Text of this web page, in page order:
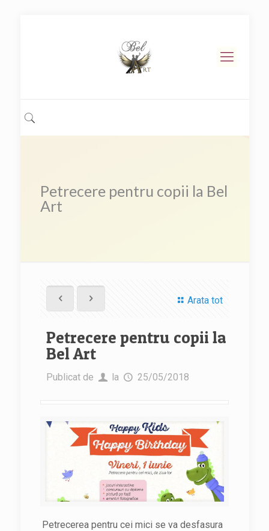
Petrecere pentru copii la Bel
Art
Arata tot
Petrecere pentru copii la
Bel Art
Publicat de la 25/05/2018
Petrecerea pentru cei mici se va desfasura